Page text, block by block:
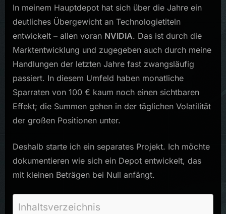
Mautstelle:
Ein
Experiment
neben
dem
Tech-
In meinem Hauptdepot hat sich über die Jahre ein
deutliches Übergewicht an Technologietiteln
entwickelt – allen voran NVIDIA. Das ist durch die
Marktentwicklung und zugegeben auch durch meine
Handlungen der letzten Jahre fast zwangsläufig
passiert. In diesem Umfeld haben monatliche
Sparraten von 100 € kaum noch einen sichtbaren
Effekt; die Summen gehen in der täglichen Volatilität
der großen Positionen unter.
Deshalb starte ich ein separates Projekt. Ich möchte
dokumentieren wie sich ein Depot entwickelt, das
mit kleinen Beträgen bei Null anfängt.
Inhaltsverzeichnis